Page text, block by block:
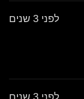
לפני 3 שנים